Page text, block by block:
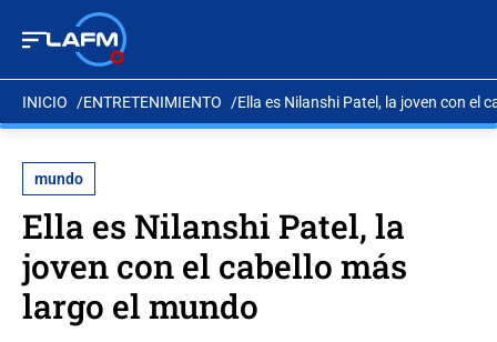
INICIO ENTRETENIMIENTO Ella es Nilanshi Patel, la joven con el
mundo
Ella es Nilanshi Patel, la
joven con el cabello más
largo el mundo